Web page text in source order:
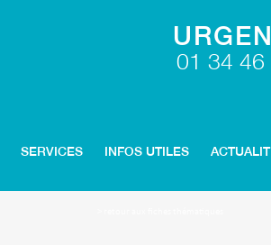
01 34 46
SERVICES INFOS UTILES